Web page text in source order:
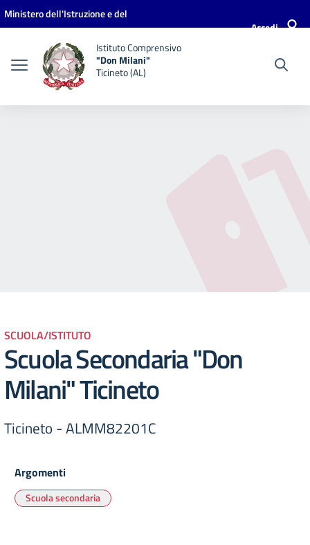
Vai ai contenuti
Vai al menu di navigazione
Vai al footer
Ministero dell'Istruzione e del
Accedi
Istituto Comprensivo
"Don Milani"
Ticineto (AL)
SCUOLA/ISTITUTO
Scuola Secondaria "Don
Milani" Ticineto
Ticineto - ALMM82201C
Argomenti
Scuola secondaria